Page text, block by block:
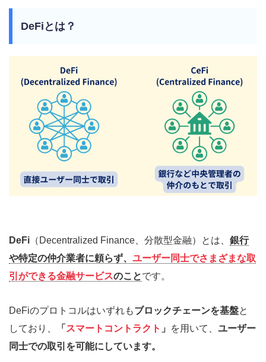
DeFiとは？
DeFi （Decentralized Finance、分散型金融）とは、 銀行
や特定の仲介業者に頼らず、 ユーザー同士でさまざまな取
引ができる金融サービスのことです。
DeFiのプロトコルはいずれもブロックチェーンを基盤と
しており、
「 スマートコントラクト 」 を用いて、 ユーザー
同士での取引を可能にしています。